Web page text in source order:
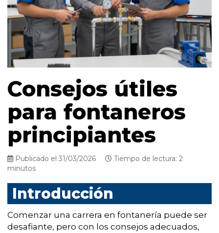
Consejos útiles
para fontaneros
principiantes
Publicado el 31/03/2026
Tiempo de lectura: 2
minutos
Introducción
Comenzar una carrera en fontanería puede ser
desafiante, pero con los consejos adecuados,